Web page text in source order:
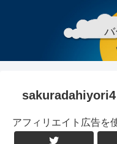
sakuradahiyori4
アフィリエイト広告を